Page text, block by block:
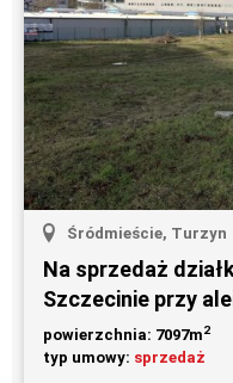
Śródmieście, Turzyn
Na sprzedaż
Szczecinie przy
powierzchnia: 7097m2
typ umowy: sprzedaż